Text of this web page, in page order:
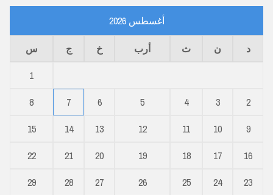
أغسطس 2026
د ن ث أرب خ ج
س
1
2
3
4
5
6
7
8
9
10
11
12
13
14
15
16
17
18
19
20
21
22
23
24
25
26
27
28
29